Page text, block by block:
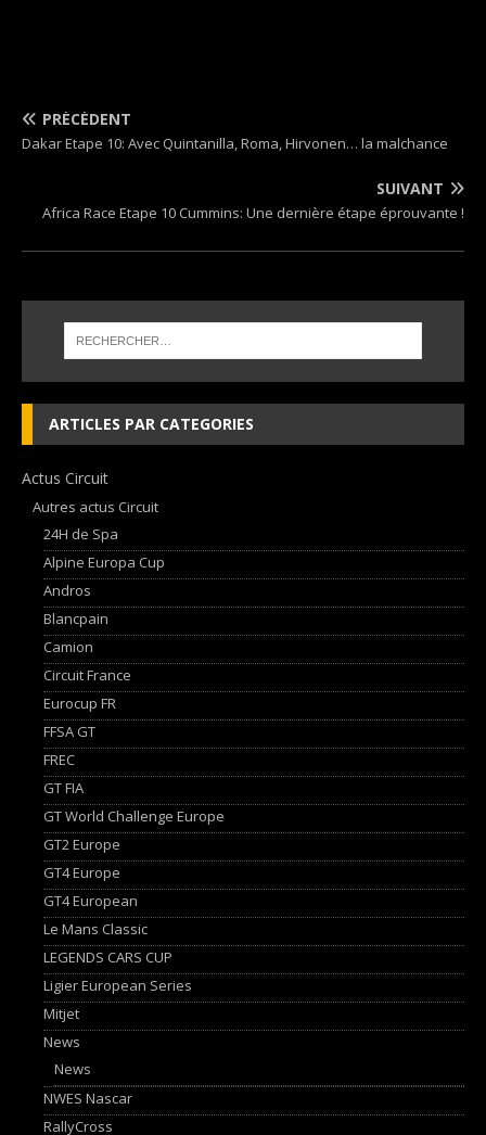
PRÉCÉDENT
Dakar Etape 10: Avec Quintanilla, Roma, Hirvonen… la malchance
SUIVANT
Africa Race Etape 10 Cummins: Une dernière étape éprouvante !
ARTICLES PAR CATEGORIES
Actus Circuit
Autres actus Circuit
24H de Spa
Alpine Europa Cup
Andros
Blancpain
Camion
Circuit France
Eurocup FR
FFSA GT
FREC
GT FIA
GT World Challenge Europe
GT2 Europe
GT4 Europe
GT4 European
Le Mans Classic
LEGENDS CARS CUP
Ligier European Series
Mitjet
News
News
NWES Nascar
RallyCross